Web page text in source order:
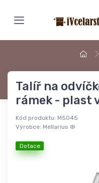
Talíř na
rámek - plast
Kód produktu: M5045
Výrobce: Mellarius ®
Dotace